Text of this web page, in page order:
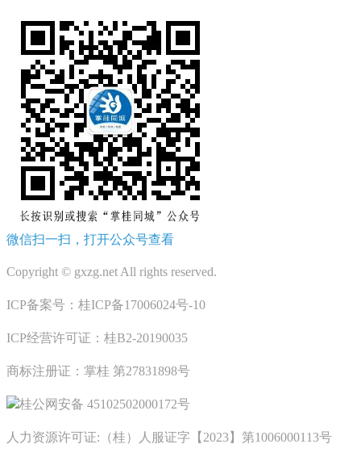
微信扫一扫，打开公众号查看
Copyright © gxzg.net All rights reserved.
ICP备案号：桂ICP备17006024号-10
ICP经营许可证：桂B2-20190035
商标注册证：掌桂 第27831898号
桂公网安备 45102502000172号
人力资源许可证:（桂）人服证字【2023】第1006000113号